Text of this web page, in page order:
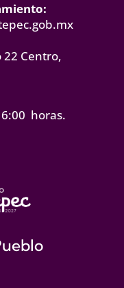
Centro,
horas.